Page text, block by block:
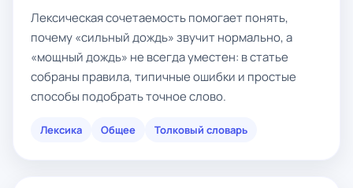
Лексическая сочетаемость помогает понять,
почему «сильный дождь» звучит нормально, а
«мощный дождь» не всегда уместен: в статье
собраны правила, типичные ошибки и простые
способы подобрать точное слово.
Лексика Общее Толковый словарь